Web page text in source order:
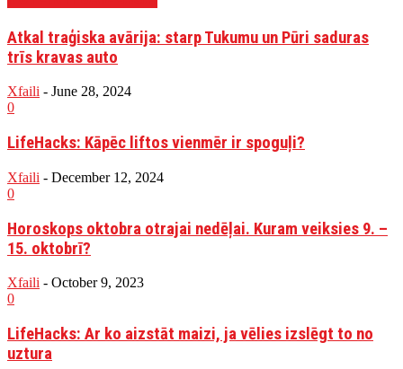
Atkal traģiska avārija: starp Tukumu un Pūri saduras
trīs kravas auto
Xfaili - June 28, 2024
0
LifeHacks: Kāpēc liftos vienmēr ir spoguļi?
Xfaili - December 12, 2024
0
Horoskops oktobra otrajai nedēļai. Kuram veiksies 9. –
15. oktobrī?
Xfaili - October 9, 2023
0
LifeHacks: Ar ko aizstāt maizi, ja vēlies izslēgt to no
uztura